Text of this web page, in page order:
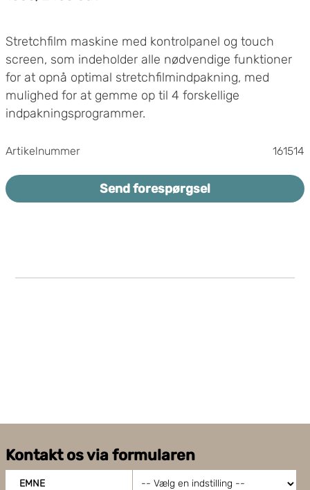
KW
Stretchfilm maskine med kontrolpanel og touch
screen, som indeholder alle nødvendige funktioner
for at opnå optimal stretchfilmindpakning, med
mulighed for at gemme op til 4 forskellige
indpakningsprogrammer.
Drejebord diameter 1650mm med truckudtag
Maks pallestørrelse 1000x1200mm
Maks last 1200kg
Blød opstart og blød stop for drejebordet
Automatisk filmklipning
Mulighed for at forprogrammere 4 forskellige
Elektrisk tilslutning: 230 V - 50/60 Hz - 1 Ph, 1,0
KW.
Artikelnummer 161514
Send forespørgsel
Kontakt os via formularen
EMNE